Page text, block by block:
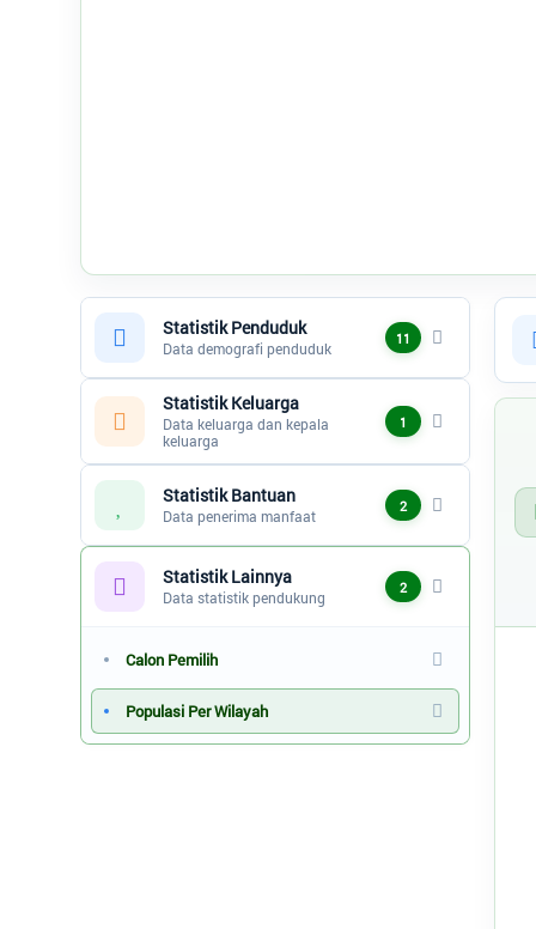
Statistik Penduduk
Data demografi penduduk
11
Statistik Keluarga
Data keluarga dan kepala
keluarga
1
Statistik Bantuan
Data penerima manfaat
2
Statistik Lainnya
Data statistik pendukung
2
Calon Pemilih
Populasi Per Wilayah